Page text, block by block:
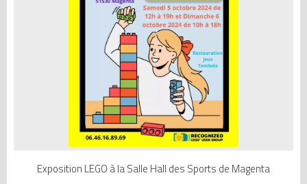
Exposition LEGO à la Salle Hall des Sports de Magenta